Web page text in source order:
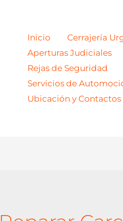
Inicio
Cerrajería
Aperturas Judiciales
Rejas de Seguridad
Servicios de
Ubicación y Contactos